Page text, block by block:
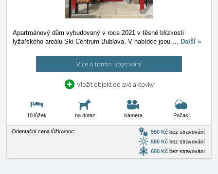
Apartmánový dům vybudovaný v roce 2021 v těsné blízkosti
lyžařského areálu Ski Centrum Bublava. V nabídce jsou … Další »
Více o tomto ubytování
Vložit objekt do své aktovky
10 lůžek na dotaz Kamera Počasí
Orientační cena lůžko/noc: 550 Kč bez stravování
550 Kč bez stravování
600 Kč bez stravování